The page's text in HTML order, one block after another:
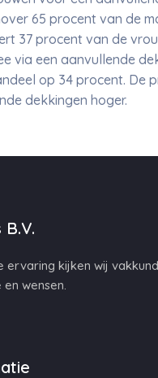
65 procent van de
37 procent van de
via een aanvullende
op 34 procent. De
dekkingen hoger.
ervaring kijken wij
wensen.